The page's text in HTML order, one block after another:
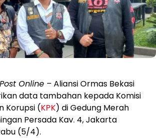
Online – Aliansi Ormas Bekasi
data tambahan kepada Komisi
Korupsi (KPK) di Gedung Merah
Persada Kav. 4, Jakarta
(5/4).